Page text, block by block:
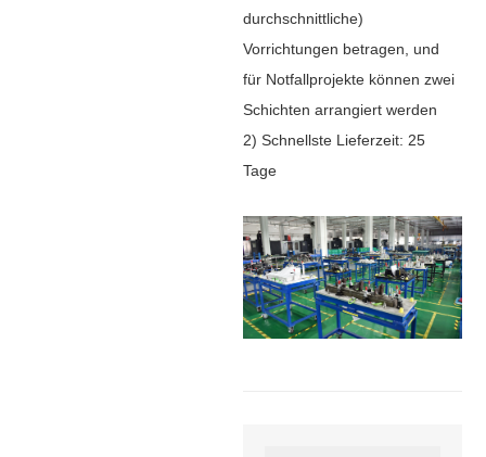
durchschnittliche)
Vorrichtungen betragen, und
für Notfallprojekte können zwei
Schichten arrangiert werden
2) Schnellste Lieferzeit: 25
Tage